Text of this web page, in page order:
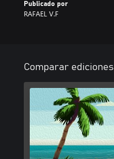
Publicado por
RAFAEL V.F
Comparar ediciones